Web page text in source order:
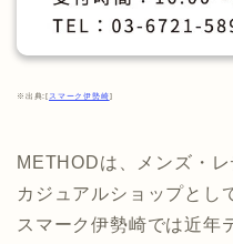
※出典:[ スマーク伊勢崎]
METHODは、メンズ・
カジュアルショップとし
スマーク伊勢崎では近年